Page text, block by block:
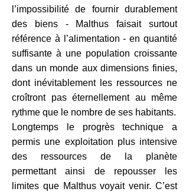
l’impossibilité de fournir durablement
des biens - Malthus faisait surtout
référence à l’alimentation - en quantité
suffisante à une population croissante
dans un monde aux dimensions finies,
dont inévitablement les ressources ne
croîtront pas éternellement au même
rythme que le nombre de ses habitants.
Longtemps le progrès technique a
permis une exploitation plus intensive
des ressources de la planète
permettant ainsi de repousser les
limites que Malthus voyait venir. C’est